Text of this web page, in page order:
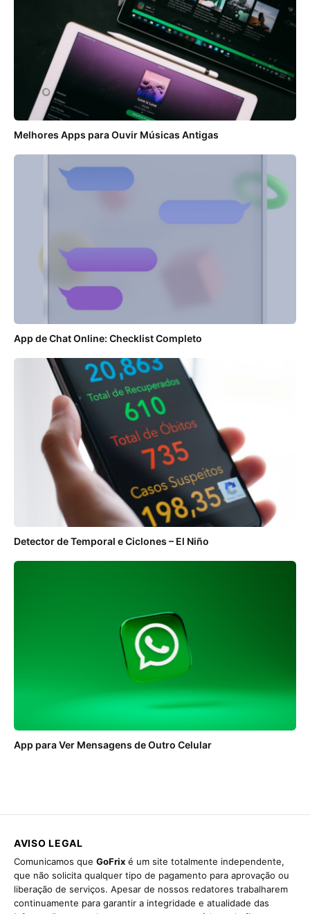
Melhores Apps para Ouvir Músicas Antigas
App de Chat Online: Checklist Completo
Detector de Temporal e Ciclones – El Niño
App para Ver Mensagens de Outro Celular
AVISO LEGAL
Comunicamos que GoFrix é um site totalmente independente,
que não solicita qualquer tipo de pagamento para aprovação ou
liberação de serviços. Apesar de nossos redatores trabalharem
continuamente para garantir a integridade e atualidade das